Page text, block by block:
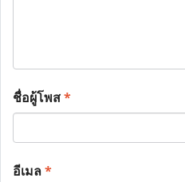
ชื่อผู้โพส*
อีเมล*